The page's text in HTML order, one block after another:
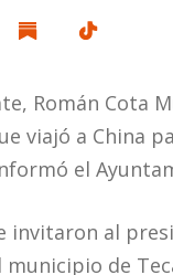
Román Cota
viajó a China
el
invitaron al
municipio de